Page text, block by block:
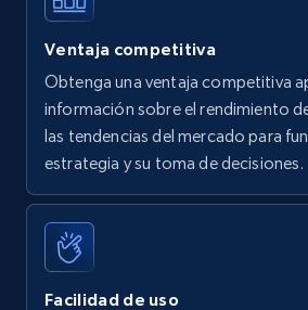
5.6K+ 875+
Walmart - products - Find new
using specific category URL
URL, Final price, Sku, Currency,
Specifications, Image urls, Top
more.
Ventaja competitiva
Obtenga una ventaja competitiva
información sobre el rendimiento
las tendencias del mercado para
estrategia y su toma de decisiones.
Facilidad de uso